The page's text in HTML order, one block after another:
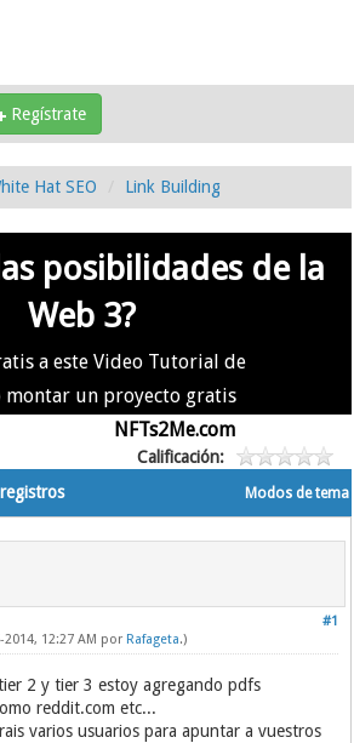
Regístrate
Hat SEO Link Building
posibilidades de la
Web 3?
a este Video Tutorial de
montar un proyecto gratis
NFTs2Me.com
Calificación:
Modos de tema
#1
12:27 AM por Rafageta.)
2 y tier 3 estoy agregando pdfs
reddit.com etc...
varios usuarios para apuntar a vuestros